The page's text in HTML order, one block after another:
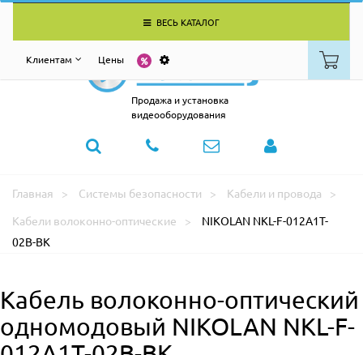
ВЕСЬ КАТАЛОГ
Клиентам Цены
Продажа и установка
видеооборудования
Главная Системы безопасности
Кабели и провода
Кабели волоконно-оптические
NIKOLAN NKL-F-012A1T-
02B-BK
Кабель волоконно-оптический
одномодовый NIKOLAN NKL-F-